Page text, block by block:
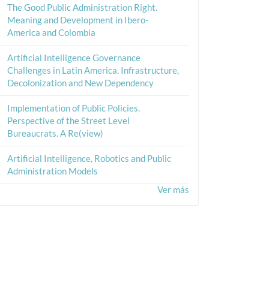
The Good Public Administration Right.
Meaning and Development in Ibero-
America and Colombia
Artificial Intelligence Governance
Challenges in Latin America. Infrastructure,
Decolonization and New Dependency
Implementation of Public Policies.
Perspective of the Street Level
Bureaucrats. A Re(view)
Artificial Intelligence, Robotics and Public
Administration Models
Ver más